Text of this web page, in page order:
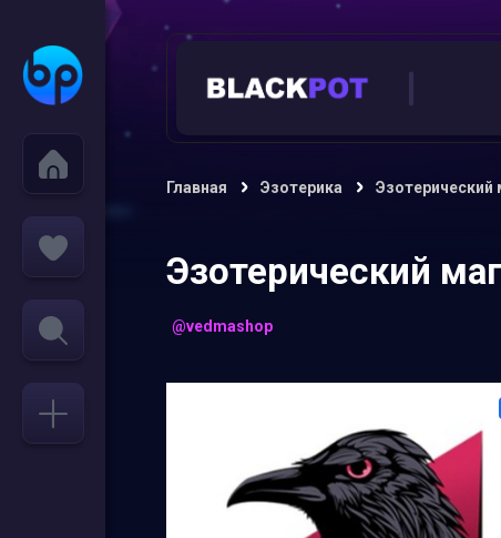
Главная Эзотерика
Эзотерический
@vedmashop